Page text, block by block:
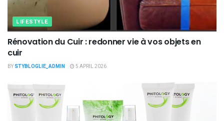
LIFESTYLE
Rénovation du Cuir : redonner vie à vos objets en
cuir
BY STYBLOGLIE_ADMIN 5 APRIL 2026